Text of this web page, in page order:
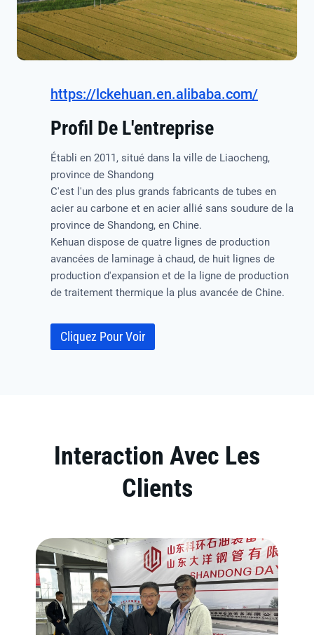
https://lckehuan.en.alibaba.com/
Profil De L'entreprise
Établi en 2011, situé dans la ville de Liaocheng,
province de Shandong
C'est l'un des plus grands fabricants de tubes en
acier au carbone et en acier allié sans soudure de la
province de Shandong, en Chine.
Kehuan dispose de quatre lignes de production
avancées de laminage à chaud, de huit lignes de
production d'expansion et de la ligne de production
de traitement thermique la plus avancée de Chine.
Cliquez Pour Voir
Interaction Avec Les
Clients